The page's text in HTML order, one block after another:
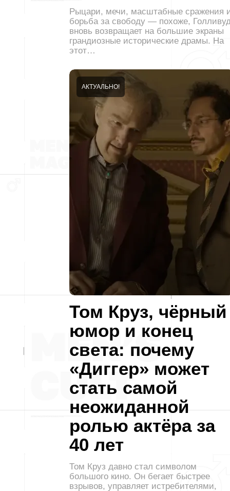
Рыцари, мечи, масштабные сражения
борьба за свободу — похоже,
вновь возвращает на большие экраны
грандиозные исторические драмы. На
этот…
Том Круз, чёрный
юмор и конец
света: почему
«Диггер» может
стать самой
неожиданной
ролью актёра за
40 лет
АКТУАЛЬНО!
Том Круз давно стал символом
большого кино. Он бегает быстрее
взрывов, управляет истребителями,